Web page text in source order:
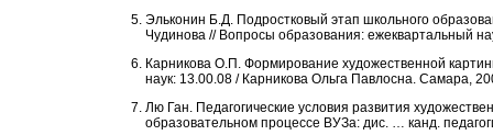
Эльконин Б.Д. Подростковый этап школьного
Чудинова // Вопросы образования: ежеквартальный
Карникова О.П. Формирование художественной
наук: 13.00.08 / Карникова Ольга Павлосна. Самара,
Лю Ган. Педагогические условия развития
образовательном процессе ВУЗа: дис. … канд.